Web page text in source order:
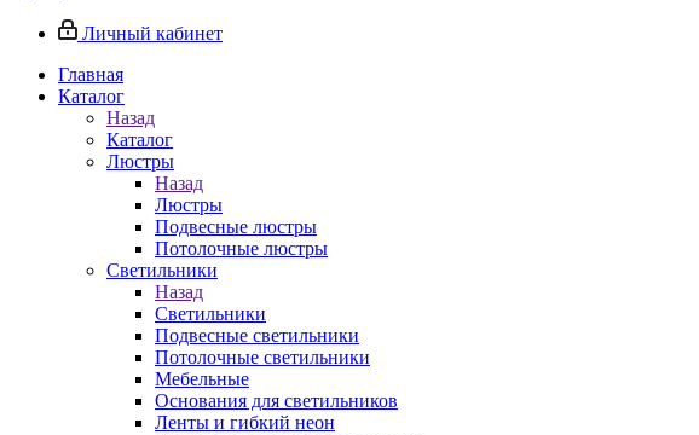
Личный кабинет
Главная
Каталог
Назад
Каталог
Люстры
Назад
Люстры
Подвесные люстры
Потолочные люстры
Светильники
Назад
Светильники
Подвесные светильники
Потолочные светильники
Мебельные
Основания для светильников
Ленты и гибкий неон